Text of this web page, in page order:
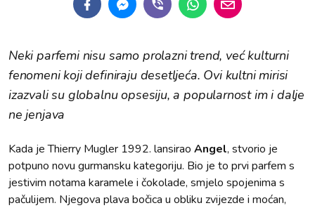
Neki parfemi nisu samo prolazni trend, već kulturni
fenomeni koji definiraju desetljeća. Ovi kultni mirisi
izazvali su globalnu opsesiju, a popularnost im i dalje
ne jenjava
Kada je Thierry Mugler 1992. lansirao Angel, stvorio je
potpuno novu gurmansku kategoriju. Bio je to prvi parfem s
jestivim notama karamele i čokolade, smjelo spojenima s
pačulijem. Njegova plava bočica u obliku zvijezde i moćan,